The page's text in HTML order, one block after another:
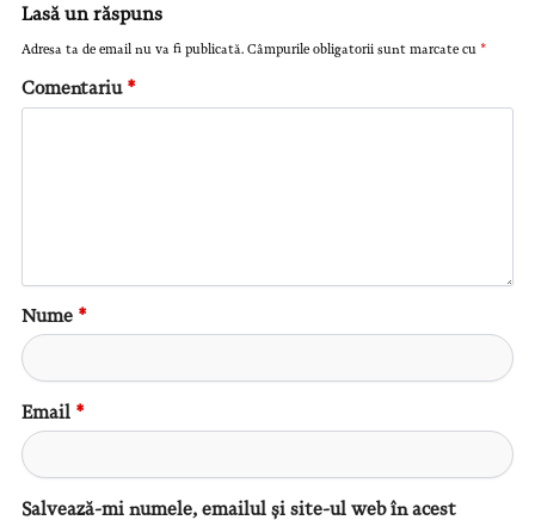
Lasă un răspuns
Adresa ta de email nu va fi publicată. Câmpurile obligatorii sunt marcate cu *
Comentariu *
Nume *
Email *
Salvează-mi numele, emailul și site-ul web în acest